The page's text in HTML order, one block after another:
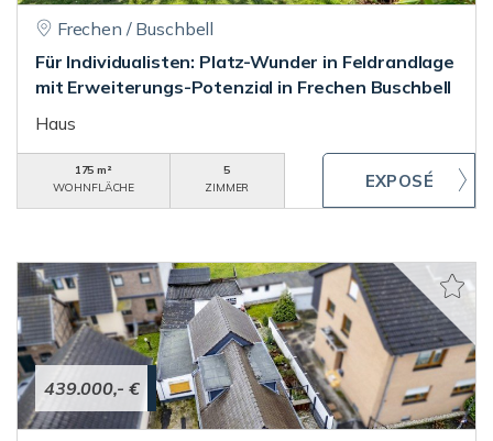
Frechen / Buschbell
Für Individualisten: Platz-Wunder in Feldrandlage
mit Erweiterungs-Potenzial in Frechen Buschbell
Haus
175 m²
WOHNFLÄCHE
5
ZIMMER
439.000,- €